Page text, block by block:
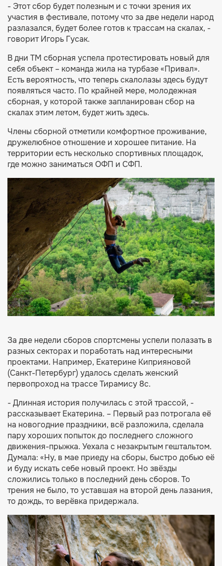
- Этот сбор будет полезным и с точки зрения их
участия в фестивале, потому что за две недели народ
разлазался, будет более готов к трассам на скалах, -
говорит Игорь Гусак.
В дни ТМ сборная успела протестировать новый для
себя объект – команда жила на турбазе «Привал».
Есть вероятность, что теперь скалолазы здесь будут
появляться часто. По крайней мере, молодежная
сборная, у которой также запланирован сбор на
скалах этим летом, будет жить здесь.
Члены сборной отметили комфортное проживание,
дружелюбное отношение и хорошее питание. На
территории есть несколько спортивных площадок,
где можно заниматься ОФП и СФП.
За две недели сборов спортсмены успели полазать в
разных секторах и поработать над интересными
проектами. Например, Екатерине Киприяновой
(Санкт-Петербург) удалось сделать женский
первопроход на трассе Тирамису 8с.
- Длинная история получилась с этой трассой, -
рассказывает Екатерина. – Первый раз потрогала её
на новогодние праздники, всё разложила, сделала
пару хороших попыток до последнего сложного
движения-прыжка. Уехала с незакрытым гештальтом.
Думала: «Ну, в мае приеду на сборы, быстро добью её
и буду искать себе новый проект. Но звёзды
сложились только в последний день сборов. То
трения не было, то уставшая на второй день лазания,
то дождь, то верёвка придержала.